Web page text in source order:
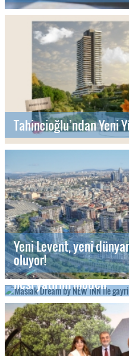
Tahincioğlu’ndan Yeni
Yeni Levent, yeni
oluyor!
Maslak Dream by
nesi yatırım modeli